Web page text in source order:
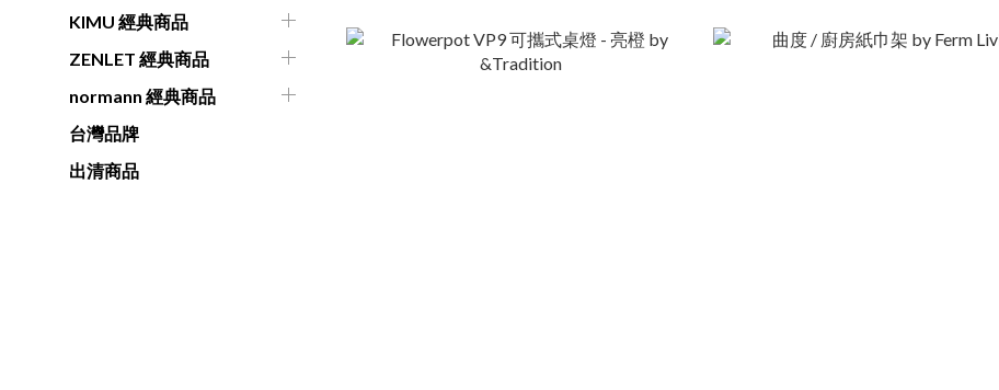
KIMU 經典商品
ZENLET 經典商品
normann 經典商品
台灣品牌
出清商品